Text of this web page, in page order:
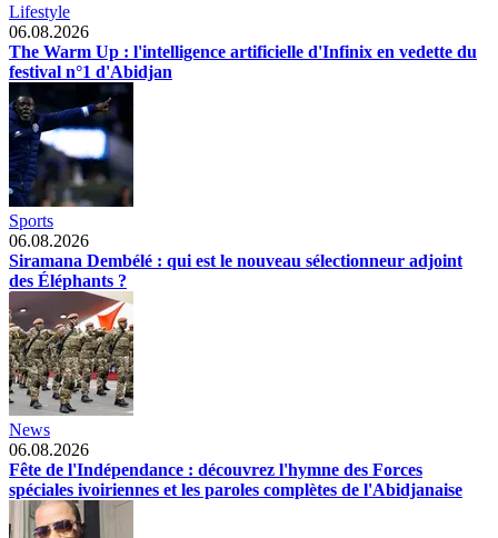
Lifestyle
06.08.2026
The Warm Up : l'intelligence artificielle d'Infinix en vedette du
festival n°1 d'Abidjan
Sports
06.08.2026
Siramana Dembélé : qui est le nouveau sélectionneur adjoint
des Éléphants ?
News
06.08.2026
Fête de l'Indépendance : découvrez l'hymne des Forces
spéciales ivoiriennes et les paroles complètes de l'Abidjanaise